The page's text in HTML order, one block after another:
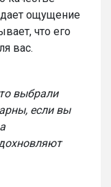
ощущение
что его
вас.
выбрали
если вы